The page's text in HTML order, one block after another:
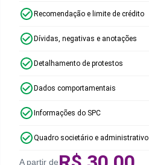
Recomendação e limite de crédito
Dívidas, negativas e anotações
Detalhamento de protestos
Dados comportamentais
Informações do SPC
Quadro societário e administrativo
A partir de